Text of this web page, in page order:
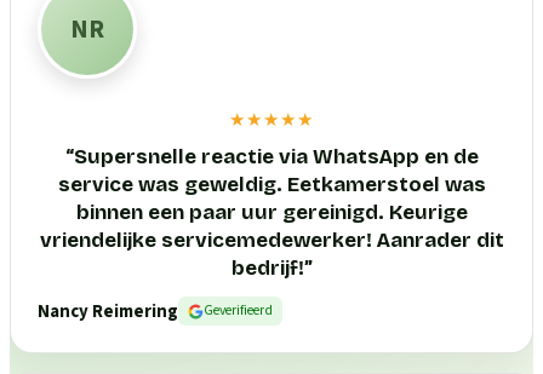
NR
★★★★★
“Supersnelle reactie via WhatsApp en de
service was geweldig. Eetkamerstoel was
binnen een paar uur gereinigd. Keurige
vriendelijke servicemedewerker! Aanrader dit
bedrijf!”
Nancy Reimering
Geverifieerd